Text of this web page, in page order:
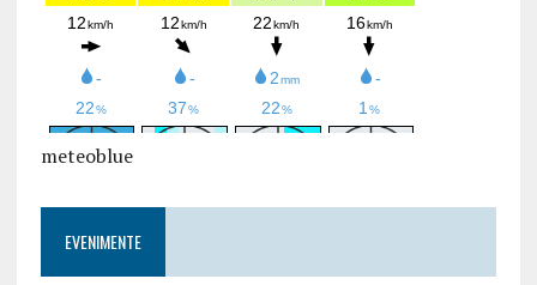
meteoblue
EVENIMENTE